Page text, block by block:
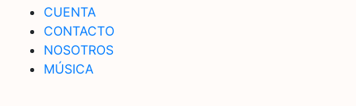
CUENTA
CONTACTO
NOSOTROS
MÚSICA